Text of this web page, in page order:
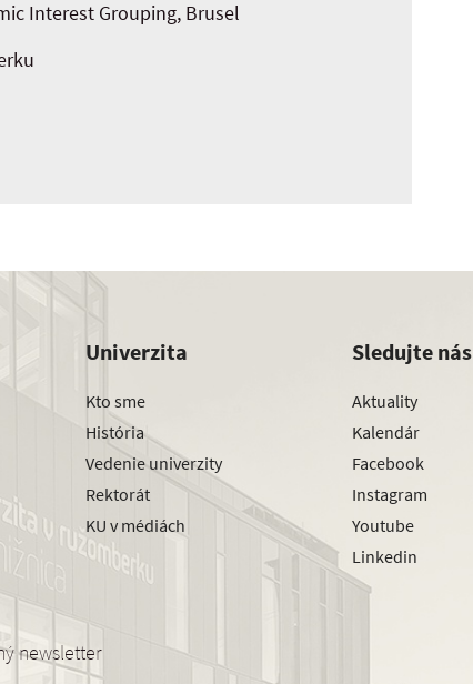
Interest Grouping, Brusel
Univerzita
Kto sme
História
Vedenie univerzity
Rektorát
KU v médiách
Sledujte nás
Aktuality
Kalendár
Facebook
Instagram
Youtube
Linkedin
newsletter